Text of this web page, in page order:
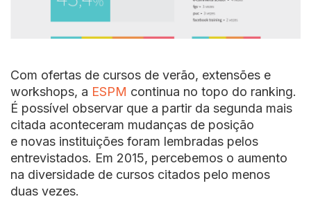
Com ofertas de cursos de verão, extensões e
workshops, a ESPM continua no topo do ranking.
É possível observar que a partir da segunda mais
citada aconteceram mudanças de posição
e novas instituições foram lembradas pelos
entrevistados. Em 2015, percebemos o aumento
na diversidade de cursos citados pelo menos
duas vezes.